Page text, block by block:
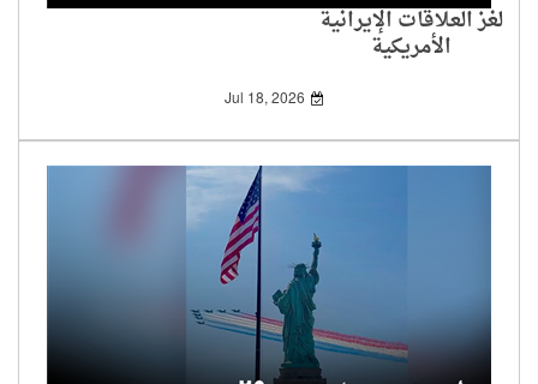
لغز العلاقات الإيرانية
الأمريكية
Jul 18, 2026